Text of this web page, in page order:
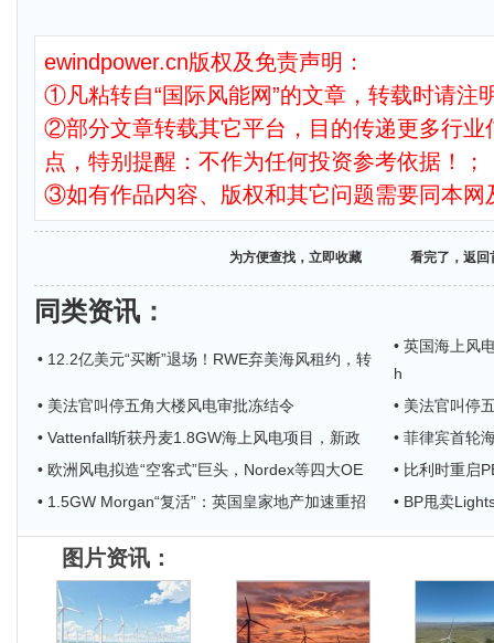
ewindpower.cn版权及免责声明：
①凡粘转自“国际风能网”的文章，转载时请注
②部分文章转载其它平台，目的传递更多行业
点，特别提醒：不作为任何投资参考依据！；
③如有作品内容、版权和其它问题需要同本网
为方便查找，立即收藏 看完了，返回
同类资讯 ：
• 12.2亿美元“买断”退场！RWE弃美海风租约，转
• 英国海上风
h
• 美法官叫停五角大楼风电审批冻结令
• 美法官叫停
• Vattenfall斩获丹麦1.8GW海上风电项目，新政
• 菲律宾首轮
• 欧洲风电拟造“空客式”巨头，Nordex等四大OE
• 比利时重启
• 1.5GW Morgan“复活”：英国皇家地产加速重招
• BP甩卖
图片资讯：